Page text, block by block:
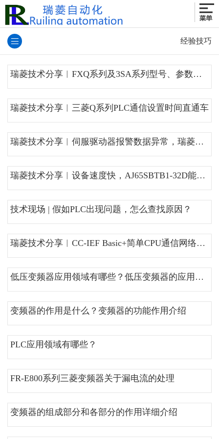
经验技巧
瑞菱技术分享︱FXQ系列及3SA系列型号、参数及市场情况
瑞菱技术分享︱三菱Q系列PLC通信设置时间直通车
瑞菱技术分享︱伺服驱动器报警数据异常，瑞菱助力恢复正常使用
瑞菱技术分享︱设备速度快，AJ65SBTB1-32D能不能跟上？
技术现场 | 假如PLC出现问题，怎么查找原因？
瑞菱技术分享︱CC-IEF Basic+简单CPU通信网络配置连接？
低压变频器应用领域有哪些？低压变频器的应用介绍
变频器的作用是什么？变频器的功能作用介绍
PLC应用领域有哪些？
FR-E800系列三菱变频器关于漏电流的处理
变频器的组成部分和各部分的作用详细介绍